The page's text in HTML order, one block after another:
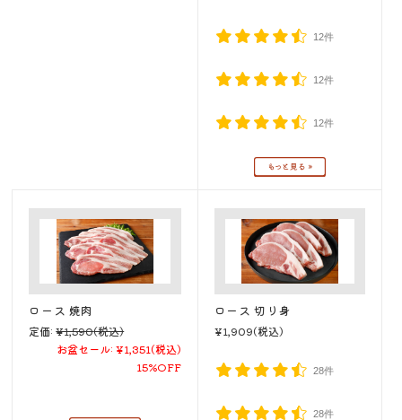
12件
12件
12件
ロース 焼肉
定価: ¥1,590(税込)
お盆セール: ¥1,351(税込)
15%OFF
ロース 切り身
¥1,909(税込)
28件
28件